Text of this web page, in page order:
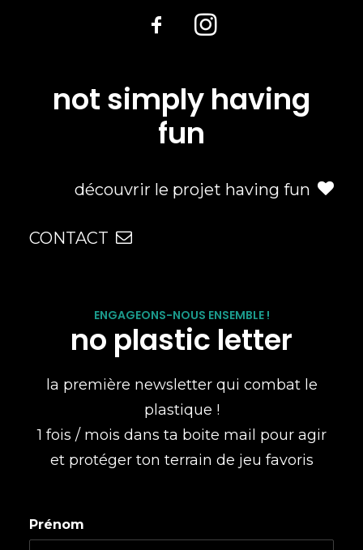
not simply having
fun
découvrir le projet having fun
CONTACT
ENGAGEONS-NOUS ENSEMBLE !
no plastic letter
la première newsletter qui combat le
plastique !
1 fois / mois dans ta boite mail pour agir
et protéger ton terrain de jeu favoris
Prénom